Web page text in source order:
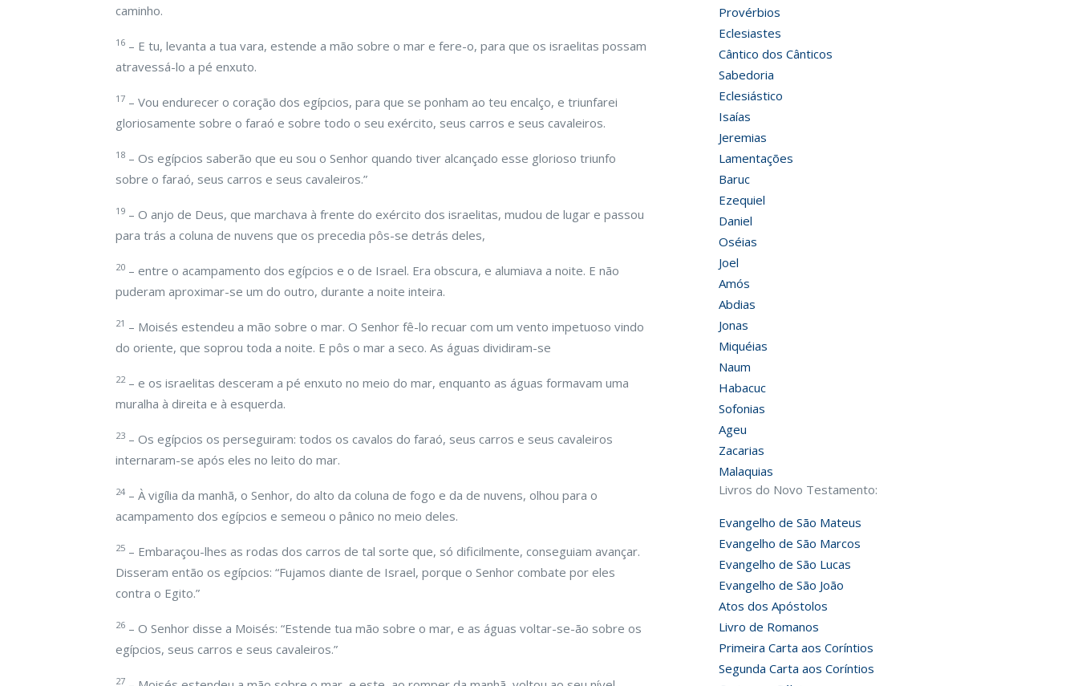
caminho.
16 – E tu, levanta a tua vara, estende a mão sobre o mar e fere-o, para que os israelitas possam
atravessá-lo a pé enxuto.
17 – Vou endurecer o coração dos egípcios, para que se ponham ao teu encalço, e triunfarei
gloriosamente sobre o faraó e sobre todo o seu exército, seus carros e seus cavaleiros.
18 – Os egípcios saberão que eu sou o Senhor quando tiver alcançado esse glorioso triunfo
sobre o faraó, seus carros e seus cavaleiros.”
19 – O anjo de Deus, que marchava à frente do exército dos israelitas, mudou de lugar e passou
para trás a coluna de nuvens que os precedia pôs-se detrás deles,
20 – entre o acampamento dos egípcios e o de Israel. Era obscura, e alumiava a noite. E não
puderam aproximar-se um do outro, durante a noite inteira.
21 – Moisés estendeu a mão sobre o mar. O Senhor fê-lo recuar com um vento impetuoso vindo
do oriente, que soprou toda a noite. E pôs o mar a seco. As águas dividiram-se
22– e os israelitas desceram a pé enxuto no meio do mar, enquanto as águas formavam uma
muralha à direita e à esquerda.
23 – Os egípcios os perseguiram: todos os cavalos do faraó, seus carros e seus cavaleiros
internaram-se após eles no leito do mar.
24 – À vigília da manhã, o Senhor, do alto da coluna de fogo e da de nuvens, olhou para o
acampamento dos egípcios e semeou o pânico no meio deles.
25 – Embaraçou-lhes as rodas dos carros de tal sorte que, só dificilmente, conseguiam avançar.
Disseram então os egípcios: “Fujamos diante de Israel, porque o Senhor combate por eles
contra o Egito.”
26 – O Senhor disse a Moisés: “Estende tua mão sobre o mar, e as águas voltar-se-ão sobre os
egípcios, seus carros e seus cavaleiros.”
27
Provérbios
Eclesiastes
Cântico dos Cânticos
Sabedoria
Eclesiástico
Isaías
Jeremias
Lamentações
Baruc
Ezequiel
Daniel
Oséias
Joel
Amós
Abdias
Jonas
Miquéias
Naum
Habacuc
Sofonias
Ageu
Zacarias
Malaquias
Livros do Novo Testamento:
Evangelho de São Mateus
Evangelho de São Marcos
Evangelho de São Lucas
Evangelho de São João
Atos dos Apóstolos
Livro de Romanos
Primeira Carta aos Coríntios
Segunda Carta aos Coríntios